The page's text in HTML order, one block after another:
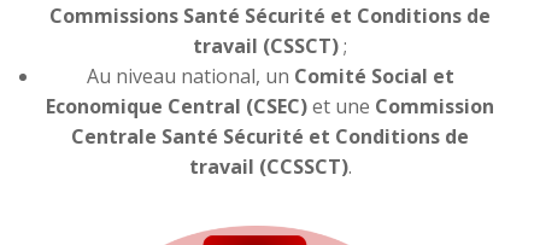
Commissions Santé Sécurité et Conditions de
travail (CSSCT);
Au niveau national, un Comité Social et
Economique Central (CSEC)et une Commission
Centrale Santé Sécurité et Conditions de
travail (CCSSCT).